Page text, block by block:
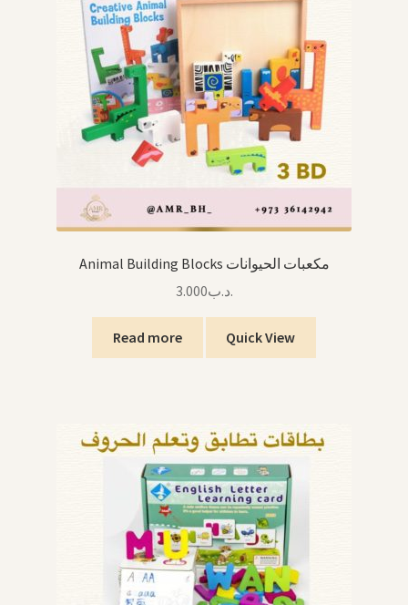
Animal Building Blocks مكعبات الحيوانات
.د.ب3.000
Read more Quick View